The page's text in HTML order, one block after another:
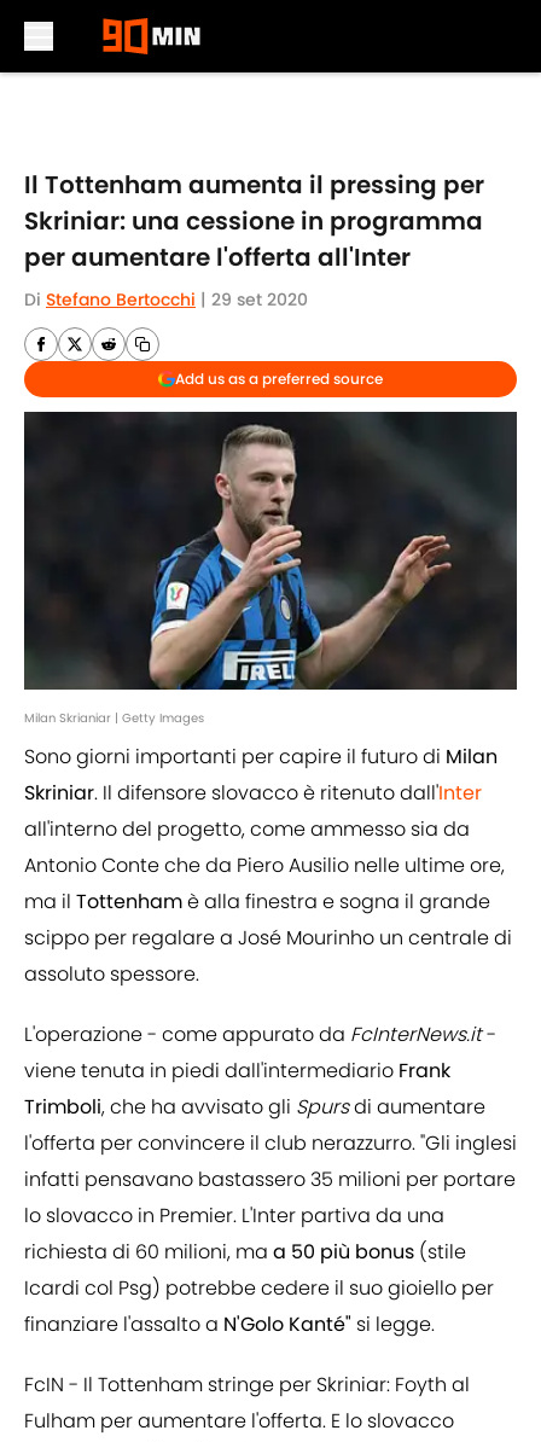
Il Tottenham aumenta il pressing per
Skriniar: una cessione in programma
per aumentare l'offerta all'Inter
Di Stefano Bertocchi | 29 set 2020
Add us as a preferred source
Milan Skrianiar | Getty Images
Sono giorni importanti per capire il futuro di Milan
Skriniar. Il difensore slovacco è ritenuto dall'Inter
all'interno del progetto, come ammesso sia da
Antonio Conte che da Piero Ausilio nelle ultime ore,
ma il Tottenhamè alla finestra e sogna il grande
scippo per regalare a José Mourinho un centrale di
assoluto spessore.
L'operazione - come appurato da FcInterNews.it-
viene tenuta in piedi dall'intermediario Frank
Trimboli, che ha avvisato gli Spursdi aumentare
l'offerta per convincere il club nerazzurro. "Gli inglesi
infatti pensavano bastassero 35 milioni per portare
lo slovacco in Premier. L'Inter partiva da una
richiesta di 60 milioni, ma a 50 più bonus (stile
Icardi col Psg) potrebbe cedere il suo gioiello per
finanziare l'assalto a N'Golo Kanté" si legge.
FcIN - Il Tottenham stringe per Skriniar: Foyth al
Fulham per aumentare l'offerta. E lo slovacco